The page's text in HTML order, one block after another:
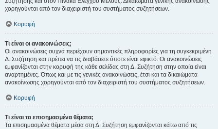
χορηγούνται από τον διαχειριστή του συστήματος συζητήσεων.
Κορυφή
Τι είναι οι ανακοινώσεις;
Οι ανακοινώσεις συχνά περιέχουν σημαντικές πληροφορίες για τη συγκεκριμένη
Δ. Συζήτηση και πρέπει να τις διαβάσετε όποτε είναι εφικτό. Οι ανακοινώσεις
εμφανίζονται στην κορυφή της κάθε σελίδας στη Δ. Συζήτηση στην οποία είναι
αναρτημένες. Όπως και με τις γενικές ανακοινώσεις, έτσι και τα δικαιώματα
ανακοίνωσης χορηγούνται από τον διαχειριστή του συστήματος συζητήσεων.
Κορυφή
Τι είναι τα επισημασμένα θέματα;
Τα επισημασμένα θέματα μέσα στη Δ. Συζήτηση εμφανίζονται κάτω από τις